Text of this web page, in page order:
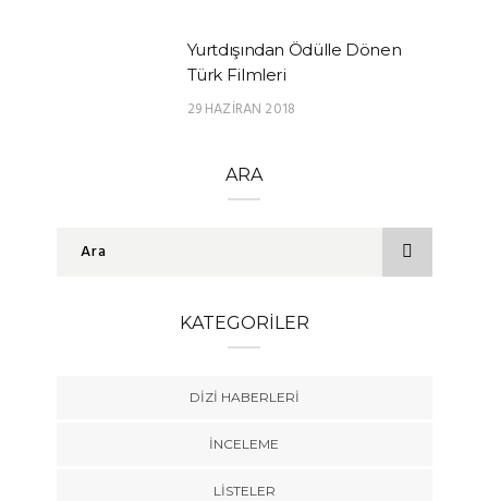
Yurtdışından Ödülle Dönen
Türk Filmleri
29 HAZIRAN 2018
ARA
KATEGORILER
DIZI HABERLERI
İNCELEME
LISTELER